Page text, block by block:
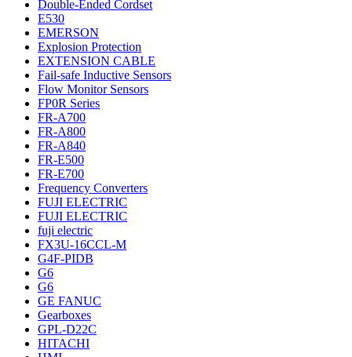
Double-Ended Cordset
E530
EMERSON
Explosion Protection
EXTENSION CABLE
Fail-safe Inductive Sensors
Flow Monitor Sensors
FP0R Series
FR-A700
FR-A800
FR-A840
FR-E500
FR-E700
Frequency Converters
FUJI ELECTRIC
FUJI ELECTRIC
fuji electric
FX3U-16CCL-M
G4F-PIDB
G6
G6
GE FANUC
Gearboxes
GPL-D22C
HITACHI